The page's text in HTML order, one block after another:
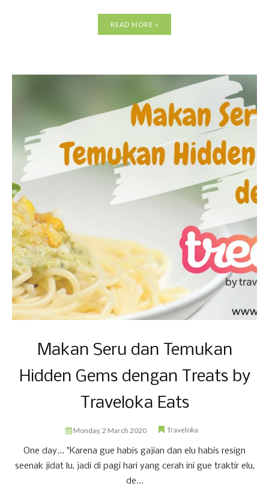
READ MORE »
Makan Seru dan Temukan
Hidden Gems dengan Treats by
Traveloka Eats
Monday, 2 March 2020 Traveloka
One day... "Karena gue habis gajian dan elu habis resign
seenak jidat lu, jadi di pagi hari yang cerah ini gue traktir elu,
de...